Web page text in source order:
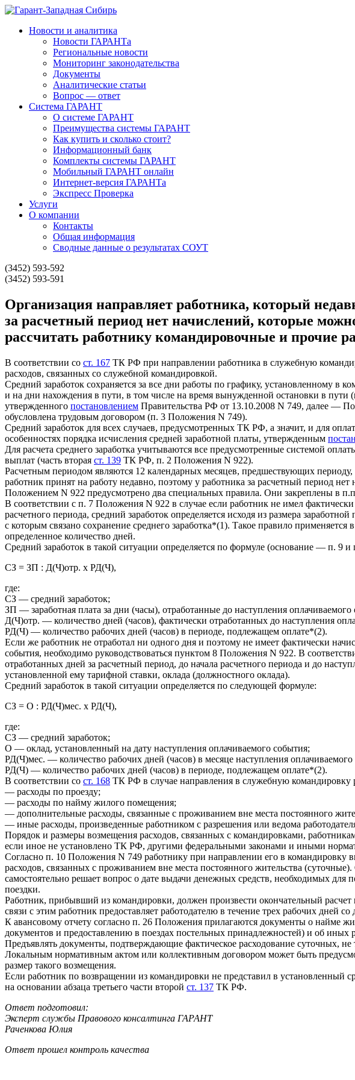
Новости и аналитика
Новости ГАРАНТа
Региональные новости
Мониторинг законодательства
Документы
Аналитические статьи
Вопрос — ответ
Система ГАРАНТ
О системе ГАРАНТ
Преимущества системы ГАРАНТ
Как купить и сколько стоит?
Информационный банк
Комплекты системы ГАРАНТ
Мобильный ГАРАНТ онлайн
Интернет-версия ГАРАНТа
Экспресс Проверка
Услуги
О компании
Контакты
Общая информация
Сводные данные о результатах СОУТ
(3452) 593-592
(3452) 593-591
Организация направляет работника, который
за расчетный период нет начислений, которые
рассчитать работнику командировочные и прочие
В соответствии со ст. 167 ТК РФ при направлении работника в служебную
расходов, связанных со служебной командировкой.
Средний заработок сохраняется за все дни работы по графику, установленному в
и на дни нахождения в пути, в том числе на время вынужденной остановки в
утвержденного постановлением Правительства РФ от 13.10.2008 N 749, далее —
обусловлена трудовым договором (п. 3 Положения N 749).
Средний заработок для всех случаев, предусмотренных ТК РФ, а значит, и для
особенностях порядка исчисления средней заработной платы, утвержденным
Для расчета среднего заработка учитываются все предусмотренные системой
выплат (часть вторая ст. 139 ТК РФ, п. 2 Положения N 922).
Расчетным периодом являются 12 календарных месяцев, предшествующих периоду,
работник принят на работу недавно, поэтому у работника за расчетный период
Положением N 922 предусмотрено два специальных правила. Они закреплены в
В соответствии с п. 7 Положения N 922 в случае если работник не имел
расчетного периода, средний заработок определяется исходя из размера
с которым связано сохранение среднего заработка*(1). Такое правило
определенное количество дней.
Средний заработок в такой ситуации определяется по формуле (основание — п. 9
СЗ = ЗП : Д(Ч)отр. х РД(Ч),
где:
СЗ — средний заработок;
ЗП — заработная плата за дни (часы), отработанные до наступления оплачиваемого
Д(Ч)отр. — количество дней (часов), фактически отработанных до наступления
РД(Ч) — количество рабочих дней (часов) в периоде, подлежащем оплате*(2).
Если же работник не отработал ни одного дня и поэтому не имеет фактически
события, необходимо руководствоваться пунктом 8 Положения N 922. В
отработанных дней за расчетный период, до начала расчетного периода и до
установленной ему тарифной ставки, оклада (должностного оклада).
Средний заработок в такой ситуации определяется по следующей формуле:
СЗ = О : РД(Ч)мес. х РД(Ч),
где:
СЗ — средний заработок;
О — оклад, установленный на дату наступления оплачиваемого события;
РД(Ч)мес. — количество рабочих дней (часов) в месяце наступления оплачиваемого
РД(Ч) — количество рабочих дней (часов) в периоде, подлежащем оплате*(2).
В соответствии со ст. 168 ТК РФ в случае направления в служебную командировку
— расходы по проезду;
— расходы по найму жилого помещения;
— дополнительные расходы, связанные с проживанием вне места постоянного
— иные расходы, произведенные работником с разрешения или ведома
Порядок и размеры возмещения расходов, связанных с командировками,
если иное не установлено ТК РФ, другими федеральными законами и иными
Согласно п. 10 Положения N 749 работнику при направлении его в
расходов, связанных с проживанием вне места постоянного жительства
самостоятельно решает вопрос о дате выдачи денежных средств, необходимых
поездки.
Работник, прибывший из командировки, должен произвести окончательный
связи с этим работник предоставляет работодателю в течение трех рабочих дней
К авансовому отчету согласно п. 26 Положения прилагаются документы о найме
документов и предоставлению в поездах постельных принадлежностей) и об иных
Предъявлять документы, подтверждающие фактическое расходование суточных, не
Локальным нормативным актом или коллективным договором может быть
размер такого возмещения.
Если работник по возвращении из командировки не представил в установленный
на основании абзаца третьего части второй ст. 137 ТК РФ.
Ответ подготовил:
Эксперт службы Правового консалтинга ГАРАНТ
Раченкова Юлия
Ответ прошел контроль качества